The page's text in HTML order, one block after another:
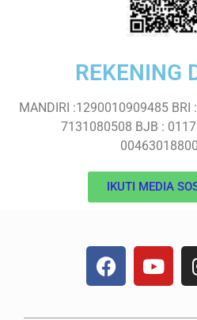
REKENING
MANDIRI :1290010909485
7131080508 BJB :
IKUTI MEDIA